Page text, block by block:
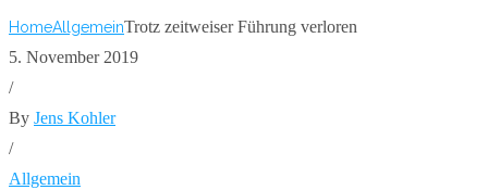
HomeAllgemeinTrotz zeitweiser Führung verloren
5. November 2019
/
By Jens Kohler
/
Allgemein